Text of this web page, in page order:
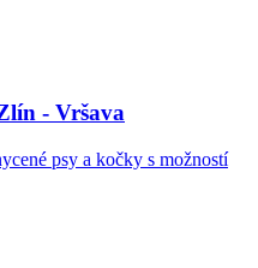
- Vršava
psy a kočky s možností